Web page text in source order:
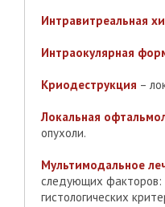
Интравитреальная
Интраокулярная
Криодеструкция –
Локальная
опухоли.
Мультимодальное
следующих факторов:
гистологических